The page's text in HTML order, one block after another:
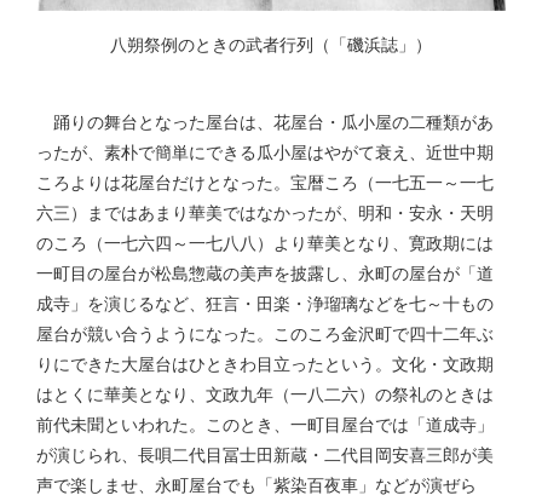
八朔祭例のときの武者行列（「磯浜誌」）
踊りの舞台となった屋台は、花屋台・瓜小屋の二種類があ
ったが、素朴で簡単にできる瓜小屋はやがて衰え、近世中期
ころよりは花屋台だけとなった。宝暦ころ（一七五一～一七
六三）まではあまり華美ではなかったが、明和・安永・天明
のころ（一七六四～一七八八）より華美となり、寛政期には
一町目の屋台が松島惣蔵の美声を披露し、永町の屋台が「道
成寺」を演じるなど、狂言・田楽・浄瑠璃などを七～十もの
屋台が競い合うようになった。このころ金沢町で四十二年ぶ
りにできた大屋台はひときわ目立ったという。文化・文政期
はとくに華美となり、文政九年（一八二六）の祭礼のときは
前代未聞といわれた。このとき、一町目屋台では「道成寺」
が演じられ、長唄二代目冨士田新蔵・二代目岡安喜三郎が美
声で楽しませ、永町屋台でも「紫染百夜車」などが演ぜら